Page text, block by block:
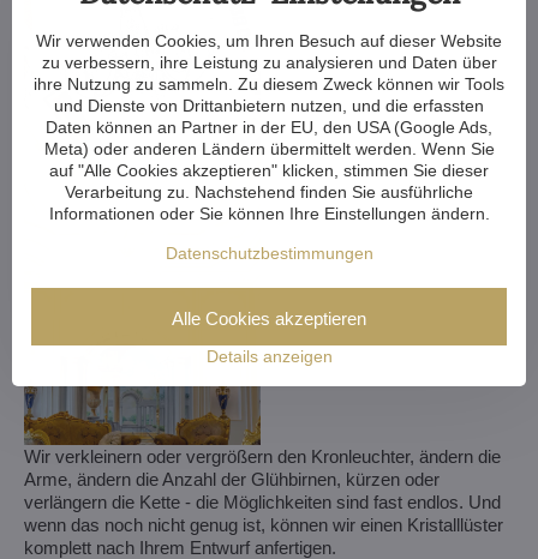
Wir verkleinern oder vergrößern den Kronleuchter, ändern die
Arme, ändern die Anzahl der Glühbirnen, kürzen oder
verlängern die Kette - die Möglichkeiten sind fast endlos. Und
wenn das noch nicht genug ist, können wir einen Kristalllüster
komplett nach Ihrem Entwurf anfertigen.
Wir verwenden Cookies, um Ihren Besuch auf dieser Website
zu verbessern, ihre Leistung zu analysieren und Daten über
ihre Nutzung zu sammeln. Zu diesem Zweck können wir Tools
und Dienste von Drittanbietern nutzen, und die erfassten
Daten können an Partner in der EU, den USA (Google Ads,
Meta) oder anderen Ländern übermittelt werden. Wenn Sie
auf "Alle Cookies akzeptieren" klicken, stimmen Sie dieser
Verarbeitung zu. Nachstehend finden Sie ausführliche
Informationen oder Sie können Ihre Einstellungen ändern.
Datenschutzbestimmungen
Details anzeigen
Alle Cookies akzeptieren